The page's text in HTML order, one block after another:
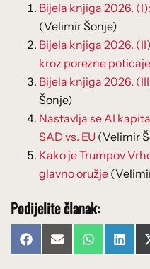
Bijela knjiga 2026.
(Velimir Šonje)
Bijela knjiga 2026.
kroz porezne poticaje
Bijela knjiga 2026.
Šonje)
Nastavlja se AI
SAD vs. EU (Velimir
Kako je Trumpov
glavno oružje
Podijelite članak:
Share
on
FacebookShare
on
Email Share
on
WhatsAppShare
on